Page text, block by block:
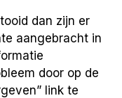
dan zijn er
aangebracht in
door op de
link te